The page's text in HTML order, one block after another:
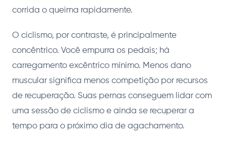
corrida o queima rapidamente.
O ciclismo, por contraste, é principalmente
concêntrico. Você empurra os pedais; há
carregamento excêntrico mínimo. Menos dano
muscular significa menos competição por recursos
de recuperação. Suas pernas conseguem lidar com
uma sessão de ciclismo e ainda se recuperar a
tempo para o próximo dia de agachamento.